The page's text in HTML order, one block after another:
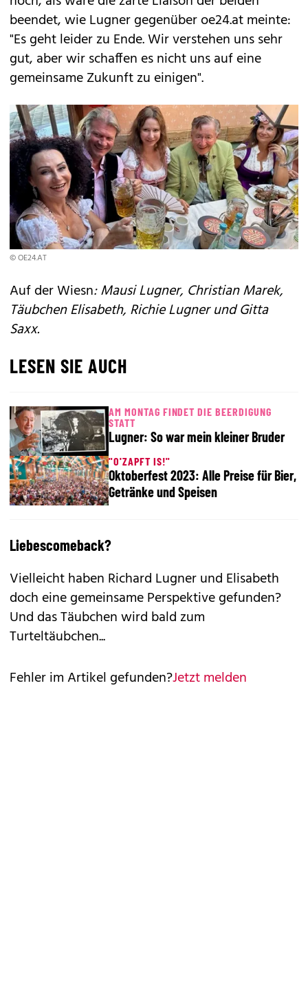
beendet, wie Lugner gegenüber oe24.at meinte:
"Es geht leider zu Ende. Wir verstehen uns sehr
gut, aber wir schaffen es nicht uns auf eine
gemeinsame Zukunft zu einigen".
© OE24.AT
Auf der Wiesn: Mausi Lugner, Christian Marek,
Täubchen Elisabeth, Richie Lugner und Gitta
Saxx.
LESEN SIE AUCH
AM MONTAG FINDET DIE BEERDIGUNG
STATT
Lugner: So war mein kleiner Bruder
"O'ZAPFT IS!"
Oktoberfest 2023: Alle Preise für Bier,
Getränke und Speisen
Liebescomeback?
Vielleicht haben Richard Lugner und Elisabeth
doch eine gemeinsame Perspektive gefunden?
Und das Täubchen wird bald zum
Turteltäubchen...
Fehler im Artikel gefunden?Jetzt melden